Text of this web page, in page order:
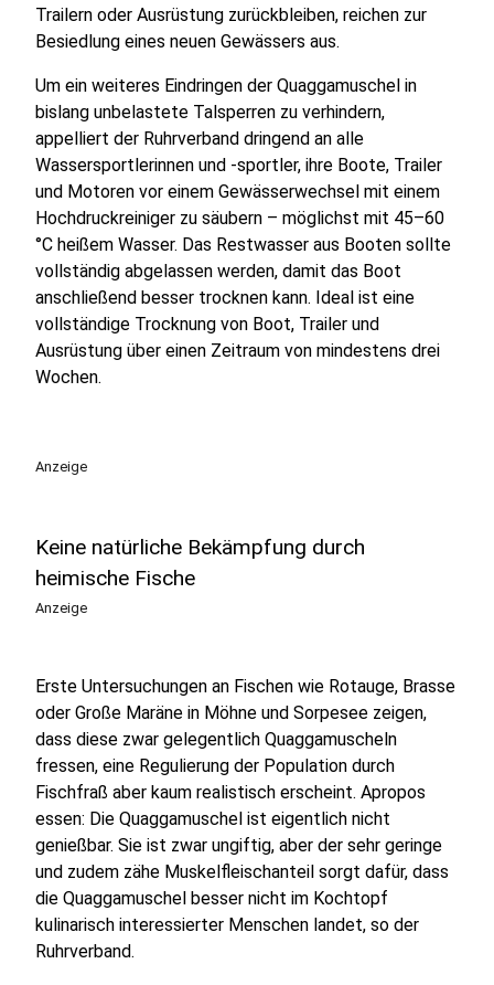
Trailern oder Ausrüstung zurückbleiben, reichen zur
Besiedlung eines neuen Gewässers aus.
Um ein weiteres Eindringen der Quaggamuschel in
bislang unbelastete Talsperren zu verhindern,
appelliert der Ruhrverband dringend an alle
Wassersportlerinnen und -sportler, ihre Boote, Trailer
und Motoren vor einem Gewässerwechsel mit einem
Hochdruckreiniger zu säubern – möglichst mit 45–60
°C heißem Wasser. Das Restwasser aus Booten sollte
vollständig abgelassen werden, damit das Boot
anschließend besser trocknen kann. Ideal ist eine
vollständige Trocknung von Boot, Trailer und
Ausrüstung über einen Zeitraum von mindestens drei
Wochen.
Anzeige
Keine natürliche Bekämpfung durch
heimische Fische
Anzeige
Erste Untersuchungen an Fischen wie Rotauge, Brasse
oder Große Maräne in Möhne und Sorpesee zeigen,
dass diese zwar gelegentlich Quaggamuscheln
fressen, eine Regulierung der Population durch
Fischfraß aber kaum realistisch erscheint. Apropos
essen: Die Quaggamuschel ist eigentlich nicht
genießbar. Sie ist zwar ungiftig, aber der sehr geringe
und zudem zähe Muskelfleischanteil sorgt dafür, dass
die Quaggamuschel besser nicht im Kochtopf
kulinarisch interessierter Menschen landet, so der
Ruhrverband.